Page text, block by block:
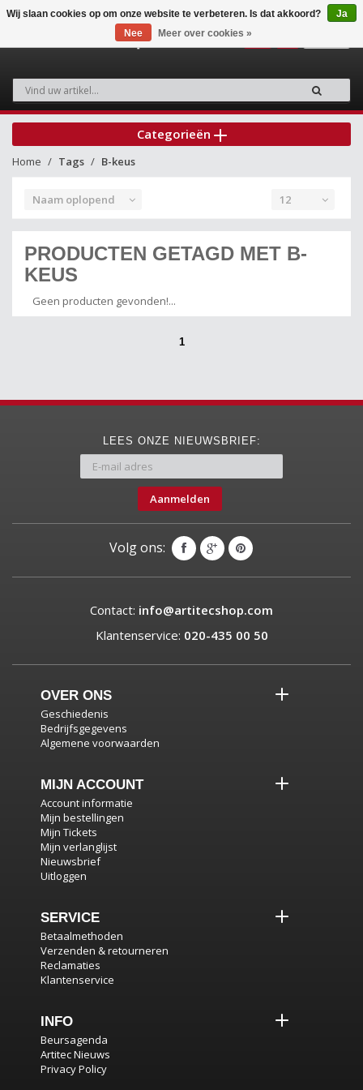
Categorieën
Home Tags B-keus
Naam oplopend 12
PRODUCTEN GETAGD MET B-
KEUS
Geen producten gevonden!...
1
LEES ONZE NIEUWSBRIEF:
Aanmelden
Volg ons:
Contact: info@artitecshop.com
Klantenservice: 020-435 00 50
OVER ONS
Geschiedenis
Bedrijfsgegevens
Algemene voorwaarden
MIJN ACCOUNT
Account informatie
Mijn bestellingen
Mijn Tickets
Mijn verlanglijst
Nieuwsbrief
Uitloggen
SERVICE
Betaalmethoden
Verzenden & retourneren
Reclamaties
Klantenservice
INFO
Beursagenda
Artitec Nieuws
Privacy Policy
Wij slaan cookies op om onze website te verbeteren. Is dat akkoord?
Ja
Nee
Meer over cookies »